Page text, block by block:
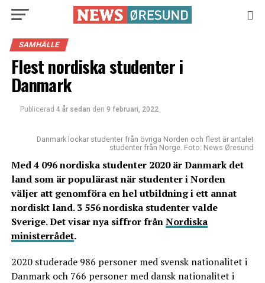
SAMHÄLLE
Flest nordiska studenter i
Danmark
Publicerad 4 år sedan den 9 februari, 2022
Danmark lockar studenter från övriga Norden och flest är antalet
studenter från Norge. Foto: News Øresund
Med 4 096 nordiska studenter 2020 är Danmark det
land som är populärast när studenter i Norden
väljer att genomföra en hel utbildning i ett annat
nordiskt land. 3 556 nordiska studenter valde
Sverige. Det visar nya siffror frånNordiska
ministerrådet.
2020 studerade 986 personer med svensk nationalitet i
Danmark och 766 personer med dansk nationalitet i